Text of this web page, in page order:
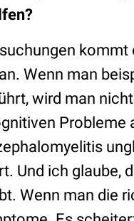
Wenn man
wird man
Probleme
Und ich glaube,
Wenn man die